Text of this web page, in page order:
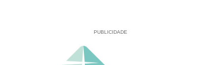
PUBLICIDADE